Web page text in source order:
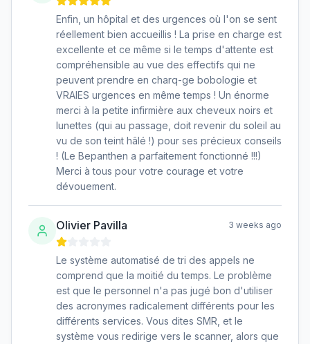
Enfin, un hôpital et des urgences où l'on se sent
réellement bien accueillis ! La prise en charge est
excellente et ce même si le temps d'attente est
compréhensible au vue des effectifs qui ne
peuvent prendre en charq-ge bobologie et
VRAIES urgences en même temps ! Un énorme
merci à la petite infirmière aux cheveux noirs et
lunettes (qui au passage, doit revenir du soleil au
vu de son teint hâlé !) pour ses précieux conseils
! (Le Bepanthen a parfaitement fonctionné !!!)
Merci à tous pour votre courage et votre
dévouement.
Olivier Pavilla 3 weeks ago
Le système automatisé de tri des appels ne
comprend que la moitié du temps. Le problème
est que le personnel n'a pas jugé bon d'utiliser
des acronymes radicalement différents pour les
différents services. Vous dites SMR, et le
système vous redirige vers le scanner, alors que